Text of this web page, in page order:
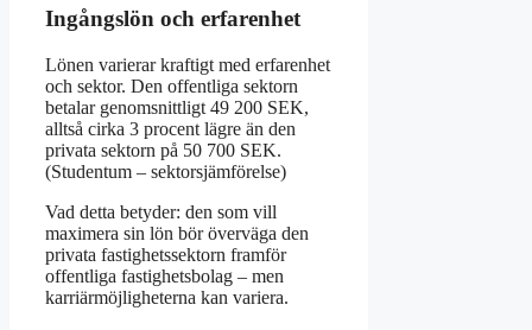
Ingångslön och erfarenhet
Lönen varierar kraftigt med erfarenhet
och sektor. Den offentliga sektorn
betalar genomsnittligt 49 200 SEK,
alltså cirka 3 procent lägre än den
privata sektorn på 50 700 SEK.
(Studentum – sektorsjämförelse)
Vad detta betyder: den som vill
maximera sin lön bör överväga den
privata fastighetssektorn framför
offentliga fastighetsbolag – men
karriärmöjligheterna kan variera.